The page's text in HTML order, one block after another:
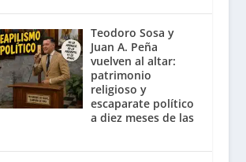
Teodoro Sosa y
Juan A. Peña
vuelven al altar:
patrimonio
religioso y
escaparate político
a diez meses de las